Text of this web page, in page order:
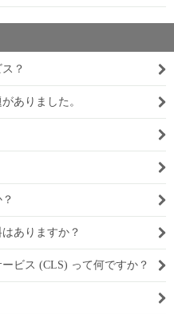
？
ありました。
ありますか？
ビス (CLS) って何ですか？